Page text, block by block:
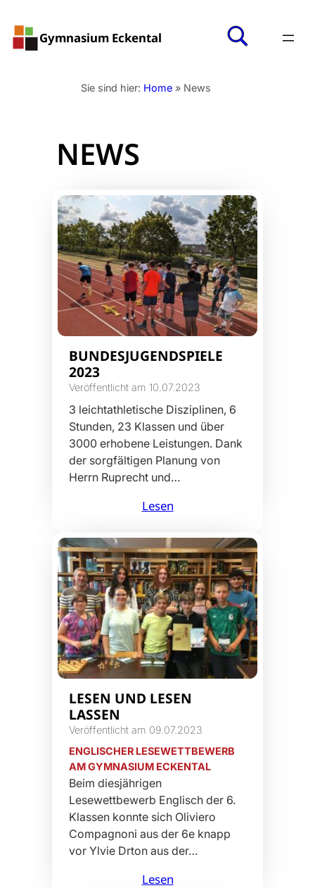
Inhalt
springen
Gymnasium Eckental
Sie sind hier: Home » News
NEWS
BUNDESJUGENDSPIELE
2023
Veröffentlicht am 10.07.2023
3 leichtathletische Disziplinen, 6
Stunden, 23 Klassen und über
3000 erhobene Leistungen. Dank
der sorgfältigen Planung von
Herrn Ruprecht und…
Lesen
LESEN UND LESEN
LASSEN
Veröffentlicht am 09.07.2023
ENGLISCHER LESEWETTBEWERB
AM GYMNASIUM ECKENTAL
Beim diesjährigen
Lesewettbewerb Englisch der 6.
Klassen konnte sich Oliviero
Compagnoni aus der 6e knapp
vor Ylvie Drton aus der…
Lesen